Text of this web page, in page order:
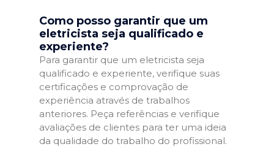
Como posso garantir que um
eletricista seja qualificado e
experiente?
Para garantir que um eletricista seja
qualificado e experiente, verifique suas
certificações e comprovação de
experiência através de trabalhos
anteriores. Peça referências e verifique
avaliações de clientes para ter uma ideia
da qualidade do trabalho do profissional.